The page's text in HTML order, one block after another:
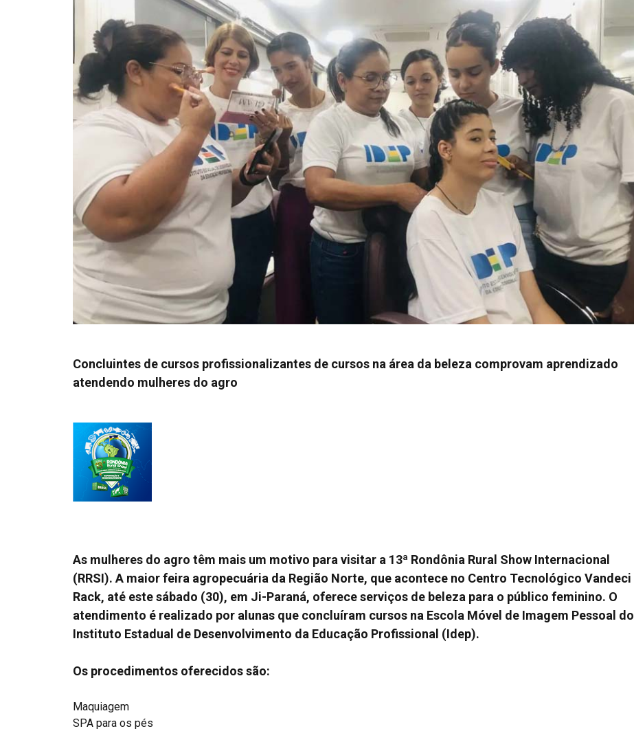
Concluintes de cursos profissionalizantes de cursos na área da beleza comprovam aprendizado
atendendo mulheres do agro
As mulheres do agro têm mais um motivo para visitar a 13ª Rondônia Rural Show Internacional
(RRSI). A maior feira agropecuária da Região Norte, que acontece no Centro Tecnológico Vandeci
Rack, até este sábado (30), em Ji-Paraná, oferece serviços de beleza para o público feminino. O
atendimento é realizado por alunas que concluíram cursos na Escola Móvel de Imagem Pessoal do
Instituto Estadual de Desenvolvimento da Educação Profissional (Idep).
Os procedimentos oferecidos são:
Maquiagem
SPA para os pés